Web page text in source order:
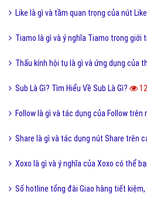
Like là gì và tầm quan trọng của nút
Tiamo là gì và ý nghĩa Tiamo trong giới
Thấu kính hội tụ là gì và ứng dụng của
Sub Là Gì? Tìm Hiểu Về Sub Là Gì?
Follow là gì và tác dụng của Follow trên
Share là gì và tác dụng nút Share trên
Xoxo là gì và ý nghĩa của Xoxo có thể
Số hotline tổng đài Giao hàng tiết